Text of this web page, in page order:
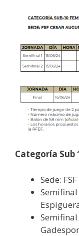
Categoría Sub
Sede:
Semifinal